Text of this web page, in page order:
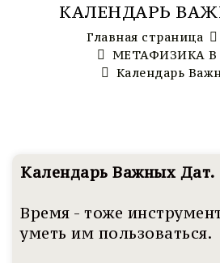
КАЛЕНДАРЬ
Главная страница
МЕТАФИЗИКА
Календарь
Календарь Важных Дат.
Время - тоже
уметь им пользоваться.